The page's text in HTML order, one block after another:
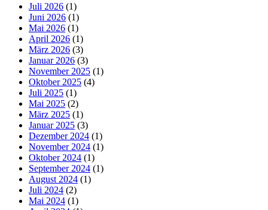
Juli 2026 (1)
Juni 2026 (1)
Mai 2026 (1)
April 2026 (1)
März 2026 (3)
Januar 2026 (3)
November 2025 (1)
Oktober 2025 (4)
Juli 2025 (1)
Mai 2025 (2)
März 2025 (1)
Januar 2025 (3)
Dezember 2024 (1)
November 2024 (1)
Oktober 2024 (1)
September 2024 (1)
August 2024 (1)
Juli 2024 (2)
Mai 2024 (1)